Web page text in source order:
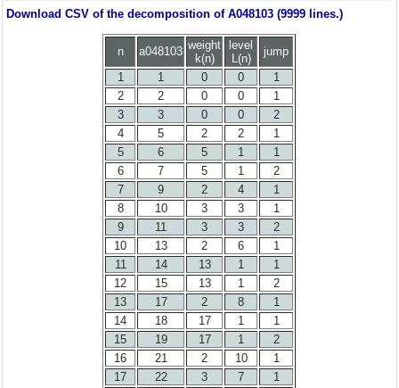
Download CSV of the decomposition of A048103 (9999 lines.)
n a048103 weight
k(n)
level
L(n)
jump
1
1 0 0
1
2
2 0 0
1
3
3 0 0
2
4
5 2 2
1
5
6 5 1
1
6
7 5 1
2
7
9 2 4
1
8
10 3 3
1
9
11 3 3
2
10
13 2 6
1
11
14 13 1
1
12
15 13 1
2
13
17 2 8
1
14
18 17 1
1
15
19 17 1
2
16
21 2 10
1
17
22 3 7
1